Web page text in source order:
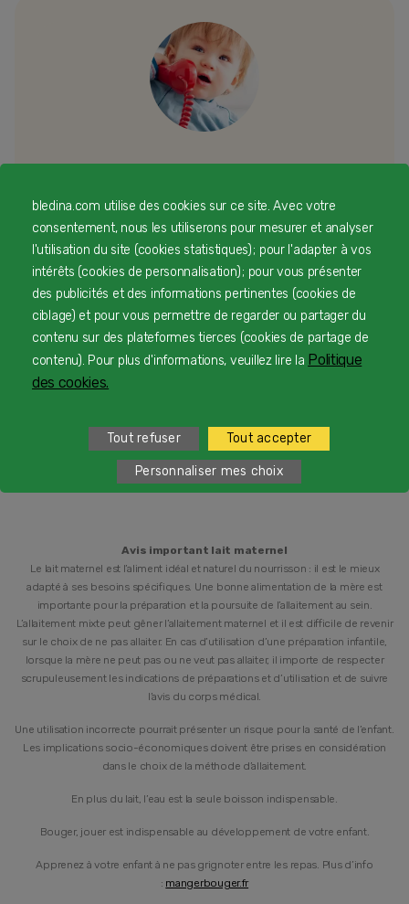
personnalisé
Une équipe d’experts en nutrition infantile rien que
pour vous 24/7 gratuitement
1Service et appel gratuits en France hors collectivités
Avis important lait maternel
Le lait maternel est l’aliment idéal et naturel du nourrisson : il est le mieux
adapté à ses besoins spécifiques. Une bonne alimentation de la mère est
importante pour la préparation et la poursuite de l’allaitement au sein.
L’allaitement mixte peut gêner l’allaitement maternel et il est difficile de revenir
sur le choix de ne pas allaiter. En cas d’utilisation d’une préparation infantile,
lorsque la mère ne peut pas ou ne veut pas allaiter, il importe de respecter
scrupuleusement les indications de préparations et d’utilisation et de suivre
l’avis du corps médical.
Une utilisation incorrecte pourrait présenter un risque pour la santé de l’enfant.
Les implications socio-économiques doivent être prises en considération
dans le choix de la méthode d’allaitement.
En plus du lait, l’eau est la seule boisson indispensable.
Bouger, jouer est indispensable au développement de votre enfant.
Apprenez à votre enfant à ne pas grignoter entre les repas. Plus d’info
: mangerbouger.fr
bledina.com utilise des cookies sur ce site. Avec votre
consentement, nous les utiliserons pour mesurer et analyser
l'utilisation du site (cookies statistiques) ; pour l'adapter à vos
intérêts (cookies de personnalisation) ; pour vous présenter
des publicités et des informations pertinentes (cookies de
ciblage) et pour vous permettre de regarder ou partager du
contenu sur des plateformes tierces (cookies de partage de
contenu). Pour plus d'informations, veuillez lire la Politique
des cookies.
Tout refuser Tout accepter
Personnaliser mes choix